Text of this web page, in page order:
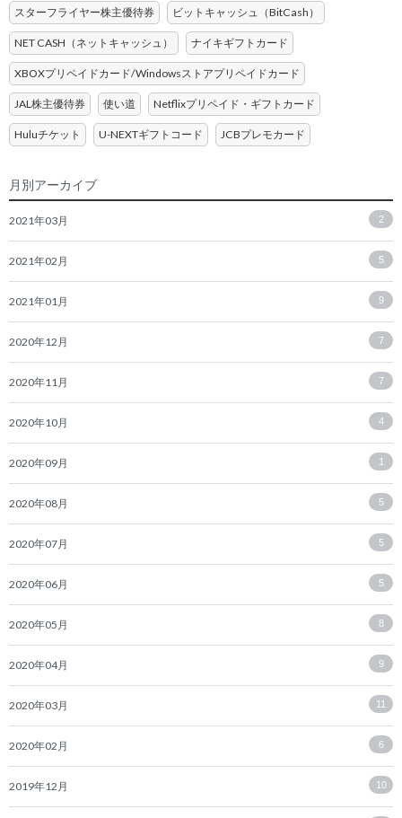
スターフライヤー株主優待券 ビットキャッシュ（BitCash）
NET CASH（ネットキャッシュ） ナイキギフトカード
XBOXプリペイドカード/Windowsストアプリペイドカード
JAL株主優待券 使い道 Netflixプリペイド・ギフトカード
Huluチケット U-NEXTギフトコード JCBプレモカード
月別アーカイブ
2021年03月 2
2021年02月 5
2021年01月 9
2020年12月 7
2020年11月 7
2020年10月 4
2020年09月 1
2020年08月 5
2020年07月 5
2020年06月 5
2020年05月 8
2020年04月 9
2020年03月 11
2020年02月 6
2019年12月 10